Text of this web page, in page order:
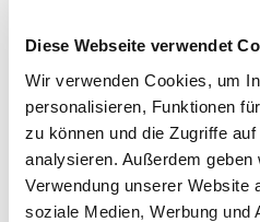
Diese Webseite verwendet
Wir verwenden Cookies, um
personalisieren, Funktionen
zu können und die Zugriffe
analysieren. Außerdem
Verwendung unserer Website
soziale Medien, Werbung und
Januar 2025
Dezember 2024
November 2024
Oktober 2024
September 2024